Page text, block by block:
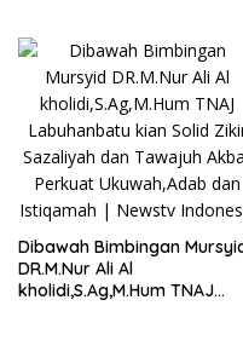
Dibawah Bimbingan
DR.M.Nur Ali Al
kholidi,S.Ag,M.Hum TNAJ